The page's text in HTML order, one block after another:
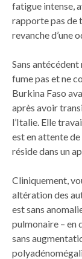
fatigue intense,
rapporte pas de
revanche d’une
Sans
fume pas et ne
Burkina Faso
après avoir
l’Italie. Elle
est en attente de
réside dans un
Cliniquement,
altération des
est sans
pulmonaire – en
sans